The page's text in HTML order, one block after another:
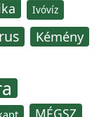
Ivóvíz
Kémény
MÉGSZ